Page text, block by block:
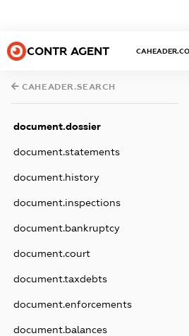
CONTR AGENT
CAHEADER.SEARCH
document.dossier
document.statements
document.history
document.inspections
document.bankruptcy
document.court
document.taxdebts
document.enforcements
document.balances